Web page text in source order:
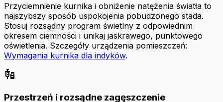
Przyciemnienie kurnika i obniżenie natężenia światła to
najszybszy sposób uspokojenia pobudzonego stada.
Stosuj rozsądny program świetlny z odpowiednim
okresem ciemności i unikaj jaskrawego, punktowego
oświetlenia. Szczegóły urządzenia pomieszczeń:
Wymagania kurnika dla indyków.
vaccines
Przestrzeń i rozsądne zagęszczenie